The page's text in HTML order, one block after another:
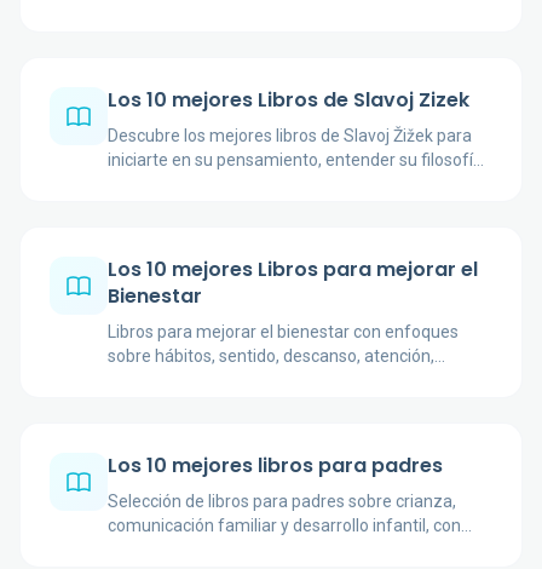
Los 10 mejores Libros de Slavoj Zizek
Descubre los mejores libros de Slavoj Žižek para
iniciarte en su pensamiento, entender su filosofía
Los 10 mejores Libros para mejorar el
Bienestar
Libros para mejorar el bienestar con enfoques
sobre hábitos, sentido, descanso, atención,
Los 10 mejores libros para padres
Selección de libros para padres sobre crianza,
comunicación familiar y desarrollo infantil, con